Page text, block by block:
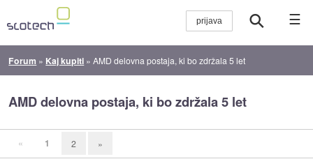
☰
Forum » Kaj kupiti »AMD delovna postaja, ki bo zdržala 5 let
AMD delovna postaja, ki bo zdržala 5 let
« 1 2 »